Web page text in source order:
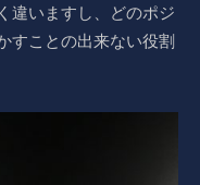
違いますし、どのポジ
すことの出来ない役割